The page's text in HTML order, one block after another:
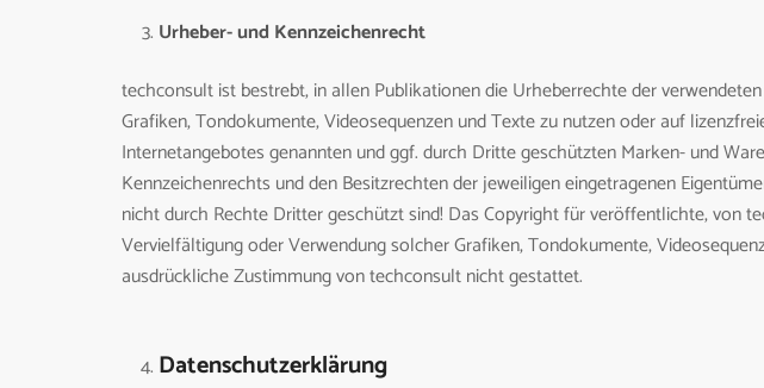
Urheber- und Kennzeichenrecht
techconsult ist bestrebt, in allen Publikationen die Urheberrechte der
Grafiken, Tondokumente, Videosequenzen und Texte zu nutzen oder auf
Internetangebotes genannten und ggf. durch Dritte geschützten Marken- und
Kennzeichenrechts und den Besitzrechten der jeweiligen eingetragenen
nicht durch Rechte Dritter geschützt sind! Das Copyright für veröffentlichte, von
Vervielfältigung oder Verwendung solcher Grafiken, Tondokumente,
ausdrückliche Zustimmung von techconsult nicht gestattet.
Datenschutzerklärung